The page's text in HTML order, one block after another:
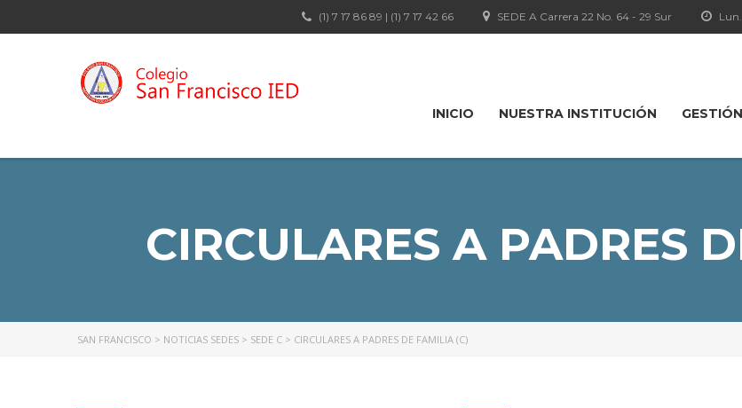
SEDE A Carrera 22 No. 64 - 29 Sur
(1) 7 17 86 89 | (1) 7 17 42 66
INICIO NUESTRA INSTITUCIÓN
CIRCULARES A PADRES
SAN FRANCISCO > NOTICIAS SEDES > SEDE C > CIRCULARES A PADRES DE FAMILIA (C)